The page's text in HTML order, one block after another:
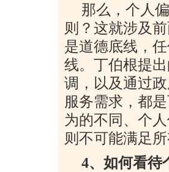
那么，个人
则？这就涉及
是道德底线，
线。丁伯根提
调，以及通过
服务需求，都
为的不同、个
则不可能满足
4、如何看待